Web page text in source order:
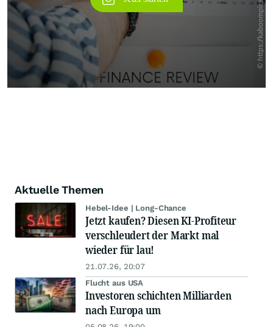
Aktuelle Themen
Hebel-Idee | Long-Chance
Jetzt kaufen? Diesen KI-Profiteur
verschleudert der Markt mal
wieder für lau!
21.07.26, 20:07
Flucht aus USA
Investoren schichten Milliarden
nach Europa um